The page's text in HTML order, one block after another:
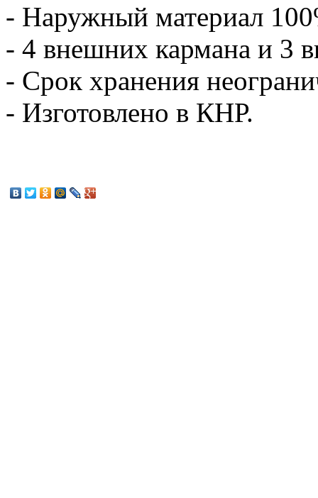
- Наружный материал
- 4 внешних кармана и 3
- Срок хранения
- Изготовлено в КНР.